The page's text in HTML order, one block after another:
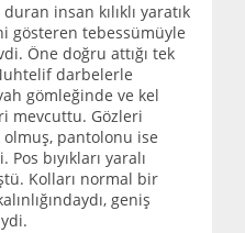
insan kılıklı yaratık
gösteren tebessümüyle
Öne doğru attığı tek
darbelerle
gömleğinde ve kel
mevcuttu. Gözleri
olmuş, pantolonu ise
Pos bıyıkları yaralı
Kolları normal bir
geniş